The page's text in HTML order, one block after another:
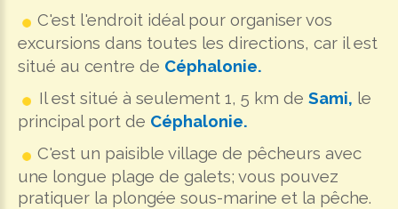
C'est l'endroit idéal pour organiser vos
excursions dans toutes les directions, car il est
situé au centre de Céphalonie.
Il est situé à seulement 1, 5 km de Sami, le
principal port de Céphalonie.
C'est un paisible village de pêcheurs avec
une longue plage de galets; vous pouvez
pratiquer la plongée sous-marine et la pêche.